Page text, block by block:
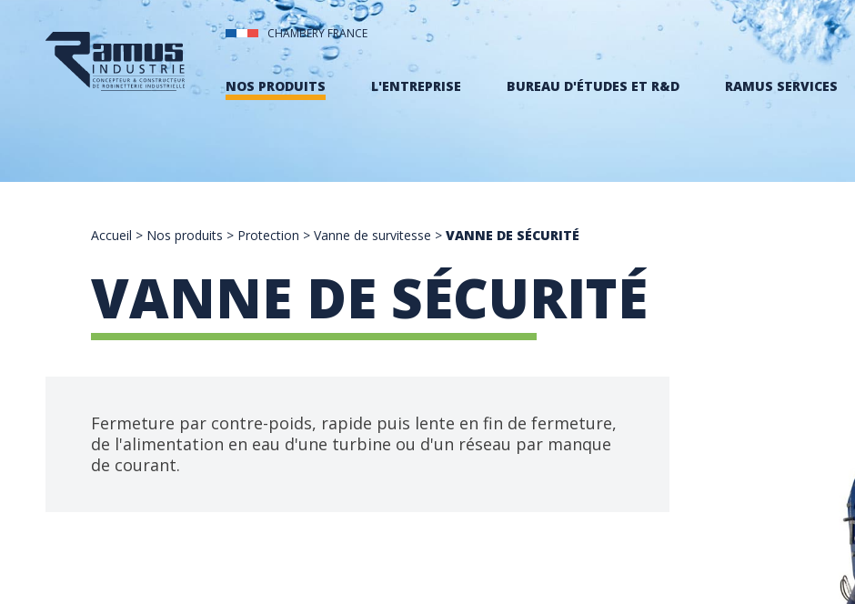
CHAMBÉRY FRANCE
NOS PRODUITS L'ENTREPRISE BUREAU D'ÉTUDES ET R&D RAMUS SERVICES
Accueil > Nos produits > Protection > Vanne de survitesse > VANNE DE SÉCURITÉ
VANNE DE SÉCURITÉ
Fermeture par contre-poids, rapide puis lente en fin de fermeture,
de l'alimentation en eau d'une turbine ou d'un réseau par manque
de courant.